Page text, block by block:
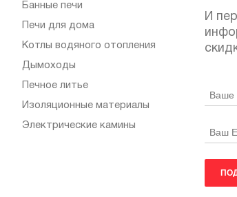
Банные печи
Печи для дома
Котлы водяного отопления
Дымоходы
Печное литье
Изоляционные материалы
Электрические камины
И